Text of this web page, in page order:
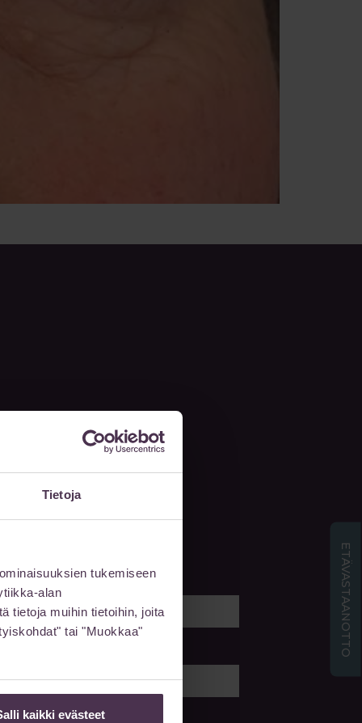
Tietoja
tukemiseen
alan
tietoja muihin tietoihin, joita
tai "Muokkaa"
kaikki evästeet
meille viesti
ETÄVASTAANOTTO